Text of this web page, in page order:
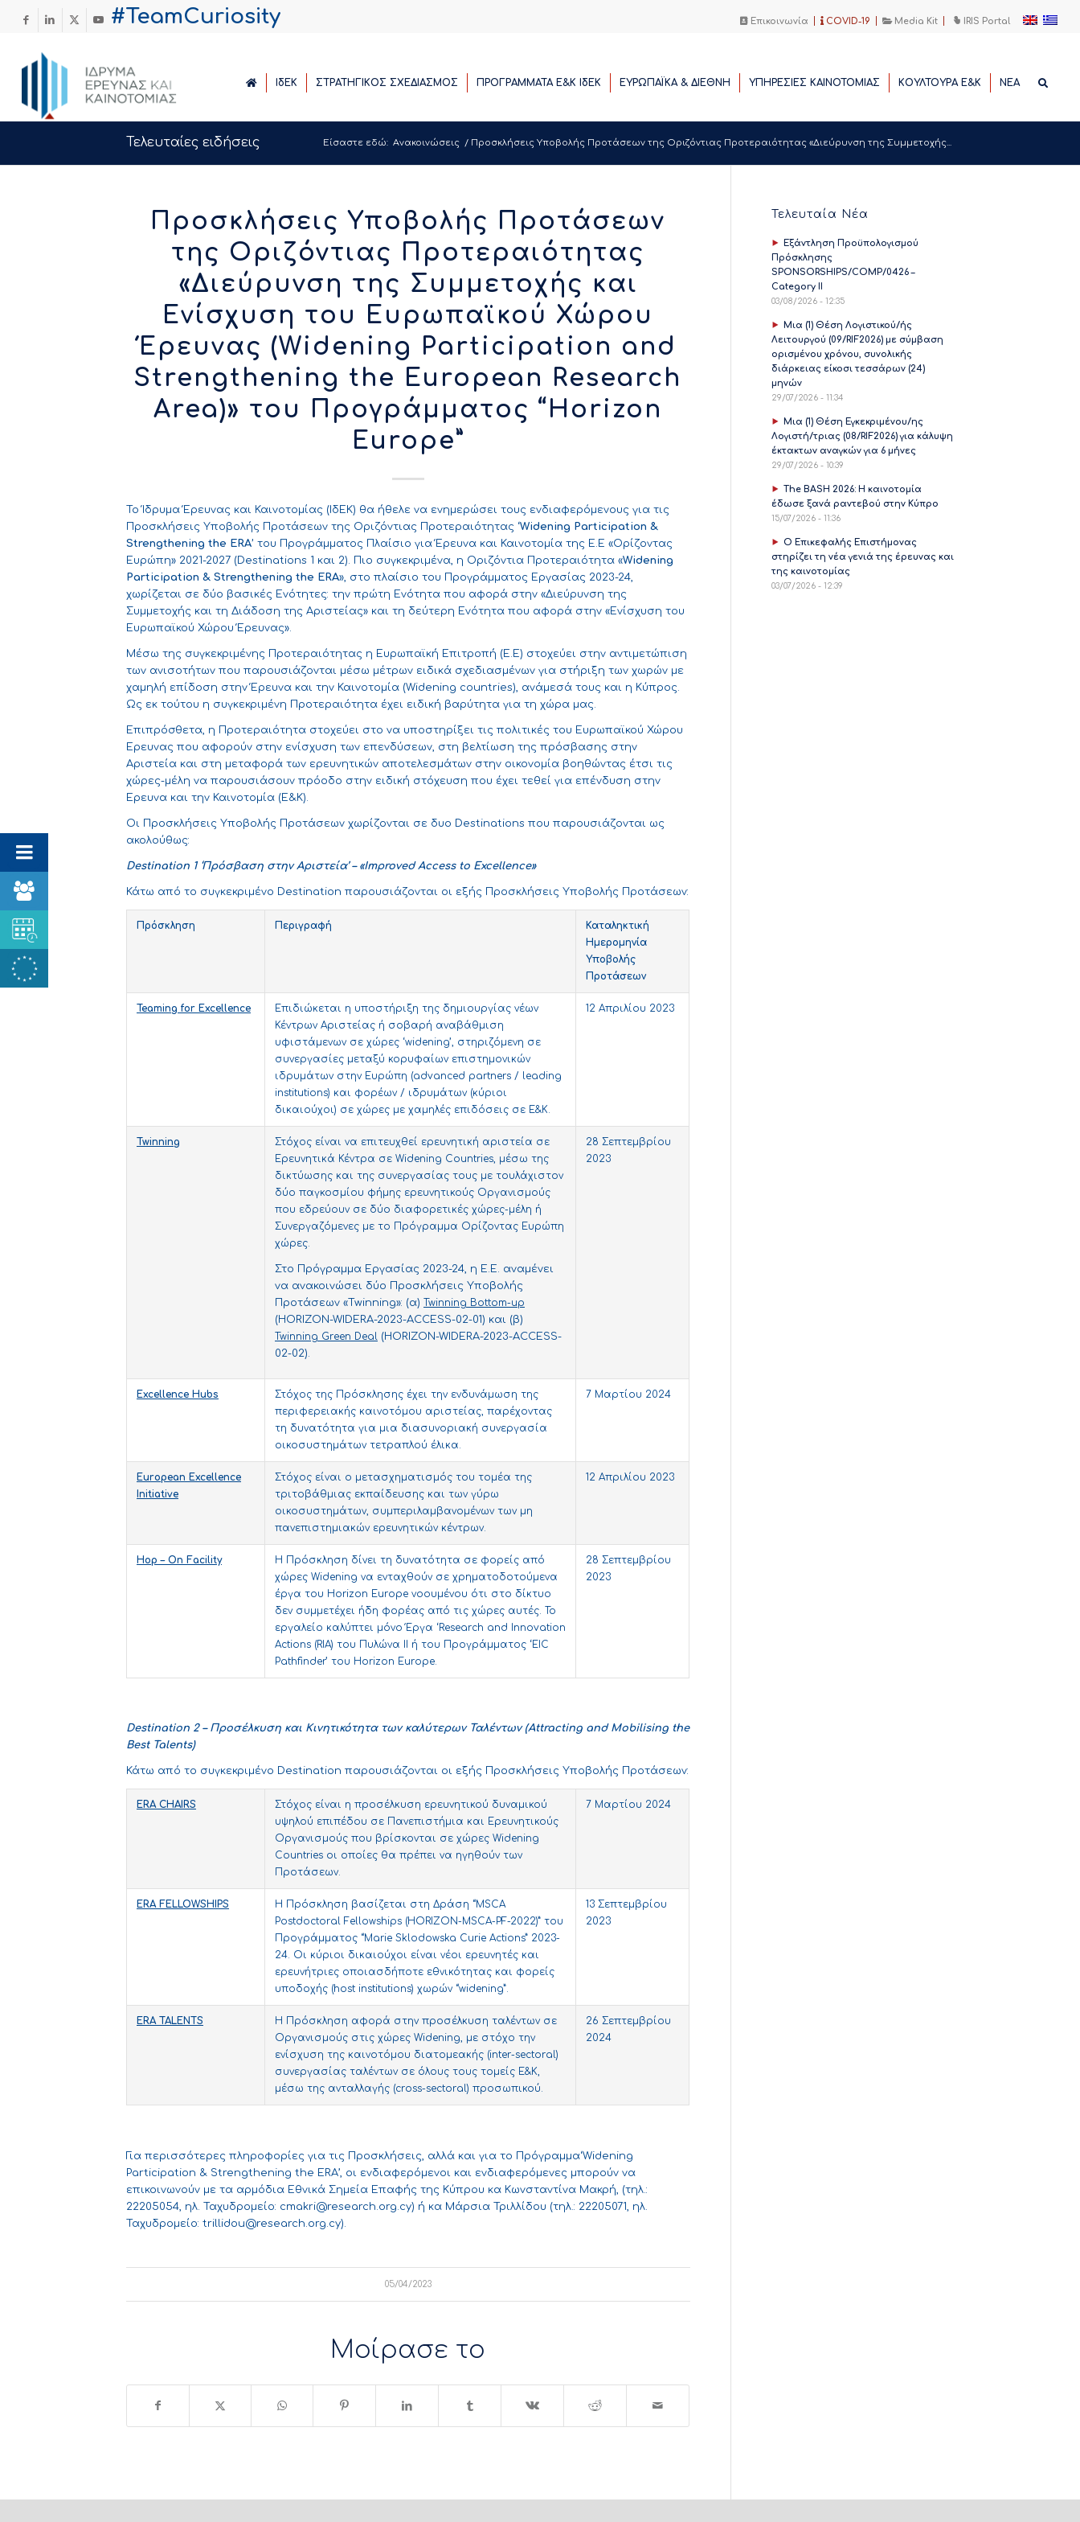
Επικοινωνία COVID-19 Media Kit IRIS Portal
#TeamCuriosity
ΙδΕΚ ΣΤΡΑΤΗΓΙΚΟΣ ΣΧΕΔΙΑΣΜΟΣ ΠΡΟΓΡΑΜΜΑΤΑ E&K ΙδΕΚ ΕΥΡΩΠΑΪΚΑ & ΔΙΕΘΝΗ ΥΠΗΡΕΣΙΕΣ ΚΑΙΝΟΤΟΜΙΑΣ ΚΟΥΛΤΟΥΡΑ Ε&Κ ΝΕΑ
Τελευταίες ειδήσεις Είσαστε εδώ: Ανακοινώσεις / Προσκλήσεις Υποβολής Προτάσεων της Οριζόντιας Προτεραιότητας «Διεύρυνση της Συμμετοχής...
Προσκλήσεις Υποβολής Προτάσεων
της Οριζόντιας Προτεραιότητας
«Διεύρυνση της Συμμετοχής και
Ενίσχυση του Ευρωπαϊκού Χώρου
Έρευνας (Widening Participation and
Strengthening the European Research
Area)» του Προγράμματος “Horizon
Europe”
Το Ίδρυμα Έρευνας και Καινοτομίας (ΙδΕΚ) θα ήθελε να ενημερώσει τους ενδιαφερόμενους για τις
Προσκλήσεις Υποβολής Προτάσεων της Οριζόντιας Προτεραιότητας ‘Widening Participation &
Strengthening the ERA’ του Προγράμματος Πλαίσιο για Έρευνα και Καινοτομία της Ε.Ε «Ορίζοντας
Ευρώπη» 2021-2027 (Destinations 1 και 2). Πιο συγκεκριμένα, η Οριζόντια Προτεραιότητα «Widening
Participation & Strengthening the ERA», στο πλαίσιο του Προγράμματος Εργασίας 2023-24,
χωρίζεται σε δύο βασικές Ενότητες: την πρώτη Ενότητα που αφορά στην «Διεύρυνση της
Συμμετοχής και τη Διάδοση της Αριστείας» και τη δεύτερη Ενότητα που αφορά στην «Ενίσχυση του
Ευρωπαϊκού Χώρου Έρευνας».
Μέσω της συγκεκριμένης Προτεραιότητας η Ευρωπαϊκή Επιτροπή (E.E) στοχεύει στην αντιμετώπιση
των ανισοτήτων που παρουσιάζονται μέσω μέτρων ειδικά σχεδιασμένων για στήριξη των χωρών με
χαμηλή επίδοση στην Έρευνα και την Καινοτομία (Widening countries), ανάμεσά τους και η Κύπρος.
Ως εκ τούτου η συγκεκριμένη Προτεραιότητα έχει ειδική βαρύτητα για τη χώρα μας.
Επιπρόσθετα, η Προτεραιότητα στοχεύει στο να υποστηρίξει τις πολιτικές του Ευρωπαϊκού Χώρου
Έρευνας που αφορούν στην ενίσχυση των επενδύσεων, στη βελτίωση της πρόσβασης στην
Αριστεία και στη μεταφορά των ερευνητικών αποτελεσμάτων στην οικονομία βοηθώντας έτσι τις
χώρες-μέλη να παρουσιάσουν πρόοδο στην ειδική στόχευση που έχει τεθεί για επένδυση στην
Έρευνα και την Καινοτομία (Ε&Κ).
Οι Προσκλήσεις Υποβολής Προτάσεων χωρίζονται σε δυο Destinations που παρουσιάζονται ως
ακολούθως:
Destination 1 ‘ Πρόσβαση στην Αριστεία’ – «Improved Access to Excellence»
Κάτω από το συγκεκριμένο Destination παρουσιάζονται οι εξής Προσκλήσεις Υποβολής Προτάσεων:
Πρόσκληση Περιγραφή
Καταληκτική
Ημερομηνία
Υποβολής
Προτάσεων
Teaming for Excellence
Επιδιώκεται η υποστήριξη της δημιουργίας νέων
Κέντρων Αριστείας ή σοβαρή αναβάθμιση
υφιστάμενων σε χώρες ‘widening’, στηριζόμενη σε
συνεργασίες μεταξύ κορυφαίων επιστημονικών
ιδρυμάτων στην Ευρώπη (advanced partners / leading
institutions) και φορέων / ιδρυμάτων (κύριοι
δικαιούχοι) σε χώρες με χαμηλές επιδόσεις σε Ε&Κ.
12 Απριλίου 2023
Twinning
Στόχος είναι να επιτευχθεί ερευνητική αριστεία σε
Ερευνητικά Κέντρα σε Widening Countries, μέσω της
δικτύωσης και της συνεργασίας τους με τουλάχιστον
δύο παγκοσμίου φήμης ερευνητικούς Οργανισμούς
που εδρεύουν σε δύο διαφορετικές χώρες-μέλη ή
Συνεργαζόμενες με το Πρόγραμμα Ορίζοντας Ευρώπη
χώρες.
Στο Πρόγραμμα Εργασίας 2023-24, η Ε.Ε. αναμένει
να ανακοινώσει δύο Προσκλήσεις Υποβολής
Προτάσεων «Twinning»: (α) Twinning Bottom-up
(HORIZON-WIDERA-2023-ACCESS-02-01) και (β)
Twinning Green Deal (HORIZON-WIDERA-2023-ACCESS-
02-02).
28 Σεπτεμβρίου
2023
Excellence Hubs
Στόχος της Πρόσκλησης έχει την ενδυνάμωση της
περιφερειακής καινοτόμου αριστείας, παρέχοντας
τη δυνατότητα για μια διασυνοριακή συνεργασία
οικοσυστημάτων τετραπλού έλικα.
7 Μαρτίου 2024
European Excellence
Initiative
Στόχος είναι ο μετασχηματισμός του τομέα της
τριτοβάθμιας εκπαίδευσης και των γύρω
οικοσυστημάτων, συμπεριλαμβανομένων των μη
πανεπιστημιακών ερευνητικών κέντρων.
12 Απριλίου 2023
Hop – On Facility
Η Πρόσκληση δίνει τη δυνατότητα σε φορείς από
χώρες Widening να ενταχθούν σε χρηματοδοτούμενα
έργα του Horizon Europe νοουμένου ότι στο δίκτυο
δεν συμμετέχει ήδη φορέας από τις χώρες αυτές. Το
εργαλείο καλύπτει μόνο Έργα ‘Research and Innovation
Actions (RIA) του Πυλώνα ΙΙ ή του Προγράμματος ‘EIC
Pathfinder’ του Horizon Europe.
28 Σεπτεμβρίου
2023
Destination 2 – Προσέλκυση και Κινητικότητα των καλύτερων Ταλέντων(Attracting and Mobilising the
Best Talents)
Κάτω από το συγκεκριμένο Destination παρουσιάζονται οι εξής Προσκλήσεις Υποβολής Προτάσεων:
ERA CHAIRS
Στόχος είναι η προσέλκυση ερευνητικού δυναμικού
υψηλού επιπέδου σε Πανεπιστήμια και Ερευνητικούς
Οργανισμούς που βρίσκονται σε χώρες Widening
Countries οι οποίες θα πρέπει να ηγηθούν των
Προτάσεων.
7 Μαρτίου 2024
ERA FELLOWSHIPS
Η Πρόσκληση βασίζεται στη Δράση “MSCA
Postdoctoral Fellowships (HORIZON-MSCA-PF-2022)” του
Προγράμματος “Marie Sklodowska Curie Actiοns” 2023-
24. Οι κύριοι δικαιούχοι είναι νέοι ερευνητές και
ερευνήτριες οποιασδήποτε εθνικότητας και φορείς
υποδοχής (host institutions) χωρών “widening”.
13 Σεπτεμβρίου
2023
ERA TALENTS
H Πρόσκληση αφορά στην προσέλκυση ταλέντων σε
Οργανισμούς στις χώρες Widening, με στόχο την
ενίσχυση της καινοτόμου διατομεακής (inter-sectoral)
συνεργασίας ταλέντων σε όλους τους τομείς Ε&Κ,
μέσω της ανταλλαγής (cross-sectoral) προσωπικού.
26 Σεπτεμβρίου
2024
Για περισσότερες πληροφορίες για τις Προσκλήσεις, αλλά και για το Πρόγραμμα‘Widening
Participation & Strengthening the ERA’, οι ενδιαφερόμενοι και ενδιαφερόμενες μπορούν να
επικοινωνούν με τα αρμόδια Εθνικά Σημεία Επαφής της Κύπρου κα Κωνσταντίνα Μακρή, (τηλ.:
22205054, ηλ. Ταχυδρομείο: cmakri@research.org.cy) ή κα Μάρσια Τριλλίδου (τηλ.: 22205071, ηλ.
Ταχυδρομείο: trillidou@research.org.cy).
05/04/2023
Μοίρασε το
Τελευταία Νέα
Εξάντληση Προϋπολογισμού
Πρόσκλησης
SPONSORSHIPS/COMP/0426 –
Category II
03/08/2026 - 12:35
Μια (1) Θέση Λογιστικού/ής
Λειτουργού (09/RIF2026) με σύμβαση
ορισμένου χρόνου, συνολικής
διάρκειας είκοσι τεσσάρων (24)
μηνών
29/07/2026 - 11:34
Μια (1) Θέση Εγκεκριμένου/ης
Λογιστή/τριας (08/RIF2026) για κάλυψη
έκτακτων αναγκών για 6 μήνες
29/07/2026 - 10:39
The BASH 2026: Η καινοτομία
έδωσε ξανά ραντεβού στην Κύπρο
15/07/2026 - 11:36
Ο Επικεφαλής Επιστήμονας
στηρίζει τη νέα γενιά της έρευνας και
της καινοτομίας
03/07/2026 - 12:39